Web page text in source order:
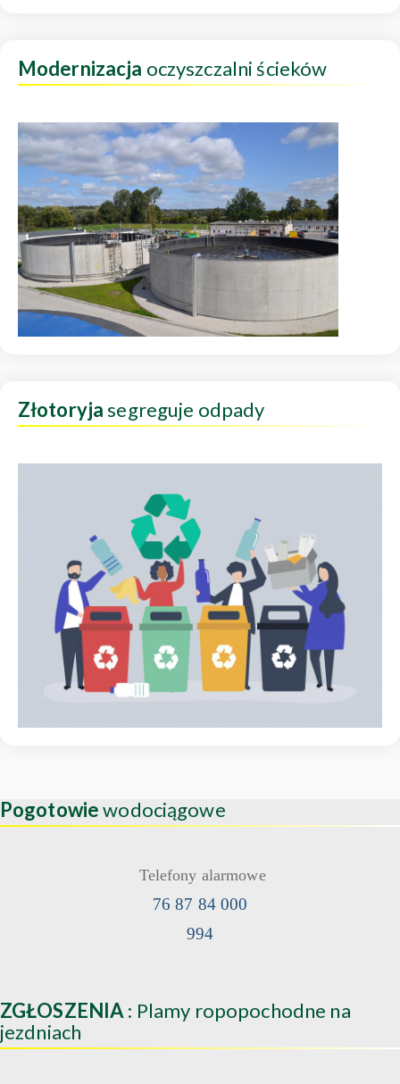
Modernizacja oczyszczalni ścieków
Złotoryjasegreguje odpady
Pogotowiewodociągowe
Telefony alarmowe
76 87 84 000
994
ZGŁOSZENIA : Plamy ropopochodne na
jezdniach